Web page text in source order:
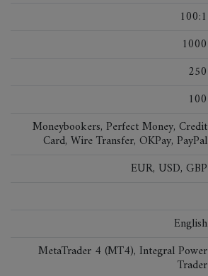
100:1
1000
250
100
Moneybookers, Perfect Money, Credit
Card, Wire Transfer, OKPay, PayPal
EUR, USD, GBP
English
MetaTrader 4 (MT4), Integral Power
Trader